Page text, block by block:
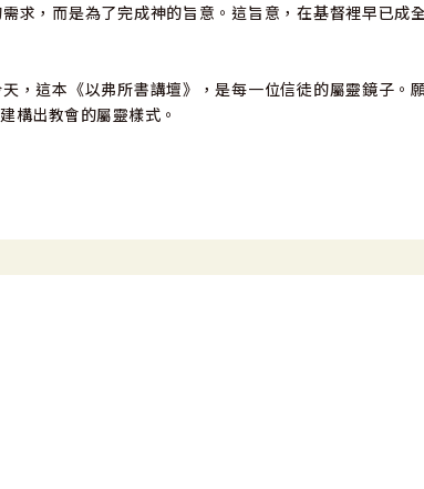
求，而是為了完成神的旨意。這旨意，在基督裡早已成
，這本《以弗所書講壇》，是每一位信徒的屬靈鏡子。
構出教會的屬靈樣式。